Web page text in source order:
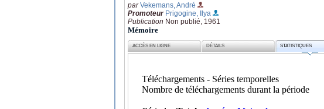
parVekemans, André
Promoteur Prigogine, Ilya
Publication Non publié, 1961
Mémoire
ACCÈS EN LIGNE DÉTAILS STATISTIQUES